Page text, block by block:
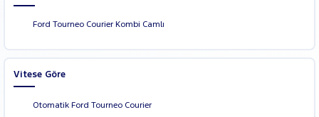
Ford Tourneo Courier Kombi Camlı
Vitese Göre
Otomatik Ford Tourneo Courier